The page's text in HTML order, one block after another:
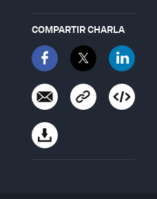
COMPARTIR CHARLA